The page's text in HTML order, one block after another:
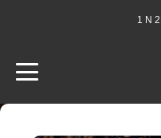
1 N 2